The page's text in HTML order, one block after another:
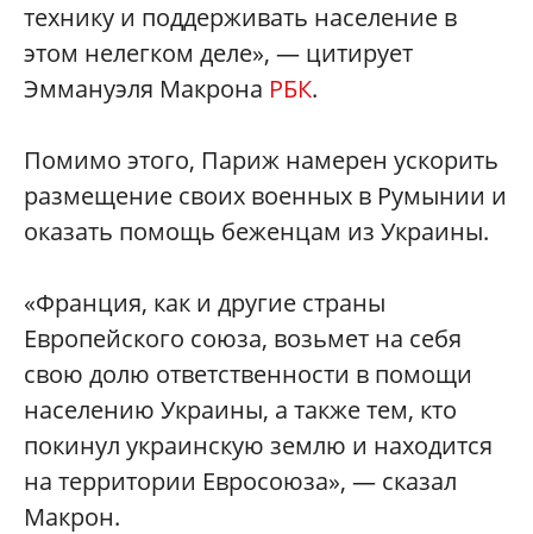
технику и поддерживать население в
этом нелегком деле», — цитирует
Эммануэля Макрона РБК.
Помимо этого, Париж намерен ускорить
размещение своих военных в Румынии и
оказать помощь беженцам из Украины.
«Франция, как и другие страны
Европейского союза, возьмет на себя
свою долю ответственности в помощи
населению Украины, а также тем, кто
покинул украинскую землю и находится
на территории Евросоюза», — сказал
Макрон.